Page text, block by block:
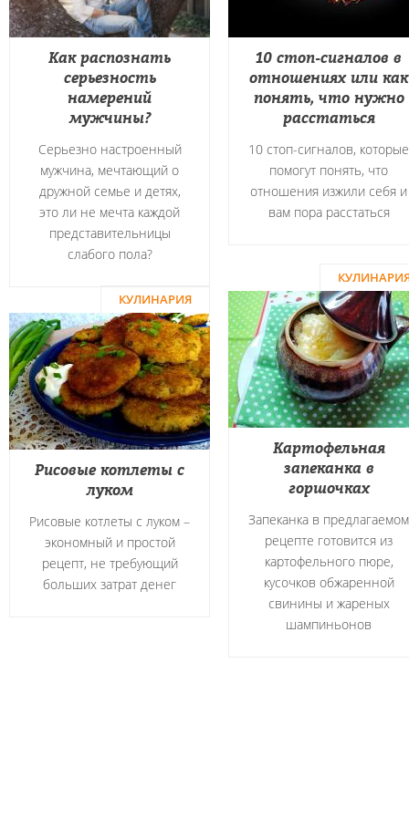
Как распознать
серьезность
намерений
мужчины?
Серьезно настроенный
мужчина, мечтающий о
дружной семье и детях,
это ли не мечта каждой
представительницы
слабого пола?
10 стоп-сигналов в
отношениях или как
понять, что нужно
расстаться
10 стоп-сигналов, которые
помогут понять, что
отношения изжили себя и
вам пора расстаться
Картофельная
запеканка в
горшочках
Запеканка в предлагаемом
рецепте готовится из
картофельного пюре,
кусочков обжаренной
свинины и жареных
шампиньонов
КУЛИНАРИЯ
Рисовые котлеты с
луком
Рисовые котлеты с луком –
экономный и простой
рецепт, не требующий
больших затрат денег